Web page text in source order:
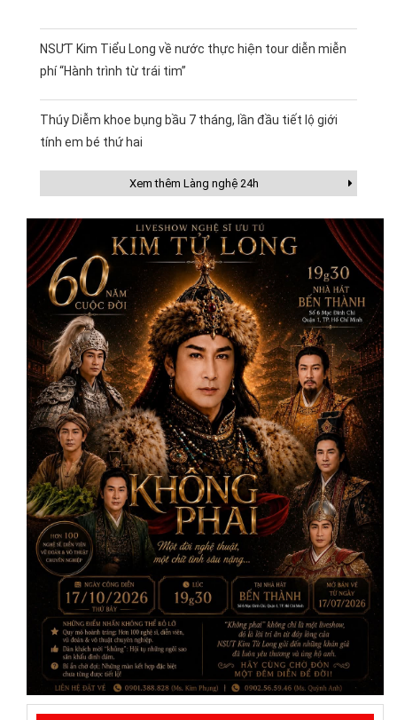
NSƯT Kim Tiểu Long về nước thực hiện tour diễn miễn
phí “Hành trình từ trái tim”
Thúy Diễm khoe bụng bầu 7 tháng, lần đầu tiết lộ giới
tính em bé thứ hai
Xem thêm Làng nghệ 24h